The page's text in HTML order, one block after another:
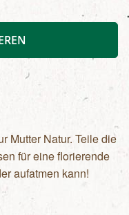
Mutter Natur. Teile die
für eine florierende
aufatmen kann!